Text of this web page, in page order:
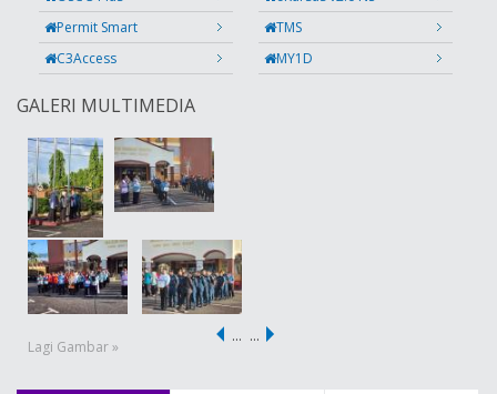
Permit Smart
TMS
C3Access
MY1D
GALERI MULTIMEDIA
Lagi Gambar »
… …